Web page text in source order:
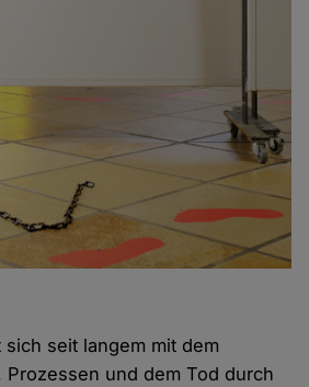
seit langem mit dem
Prozessen und dem Tod durch